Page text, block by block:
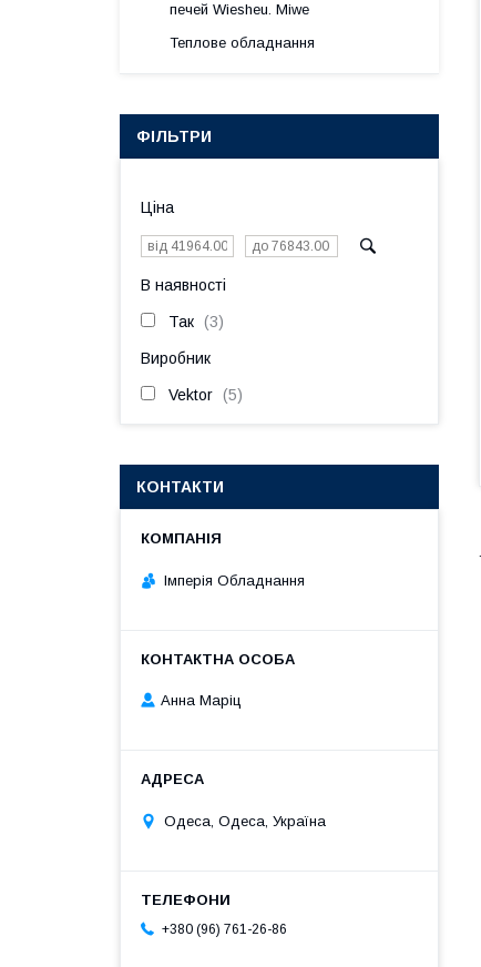
печей Wiesheu. Miwe
Теплове обладнання
ФІЛЬТРИ
Ціна
В наявності
Так 3
Виробник
Vektor 5
КОНТАКТИ
Імперія Обладнання
Анна Марiц
Одеса, Одеса, Україна
+380 (96) 761-26-86